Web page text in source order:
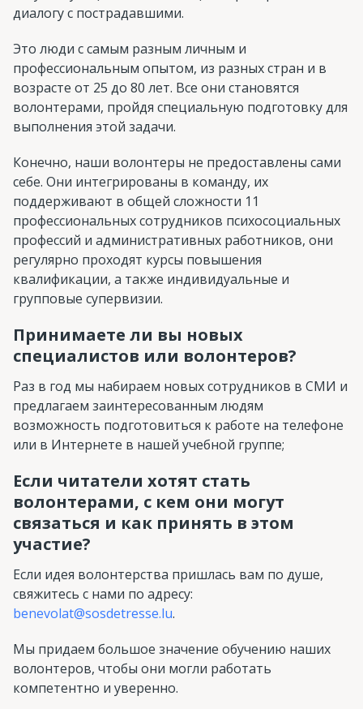
диалогу с пострадавшими.
Это люди с самым разным личным и
профессиональным опытом, из разных стран и в
возрасте от 25 до 80 лет. Все они становятся
волонтерами, пройдя специальную подготовку для
выполнения этой задачи.
Конечно, наши волонтеры не предоставлены сами
себе. Они интегрированы в команду, их
поддерживают в общей сложности 11
профессиональных сотрудников психосоциальных
профессий и административных работников, они
регулярно проходят курсы повышения
квалификации, а также индивидуальные и
групповые супервизии.
Принимаете ли вы новых
специалистов или волонтеров?
Раз в год мы набираем новых сотрудников в СМИ и
предлагаем заинтересованным людям
возможность подготовиться к работе на телефоне
или в Интернете в нашей учебной группе;
Если читатели хотят стать
волонтерами, с кем они могут
связаться и как принять в этом
участие?
Если идея волонтерства пришлась вам по душе,
свяжитесь с нами по адресу:
benevolat@sosdetresse.lu.
Мы придаем большое значение обучению наших
волонтеров, чтобы они могли работать
компетентно и уверенно.